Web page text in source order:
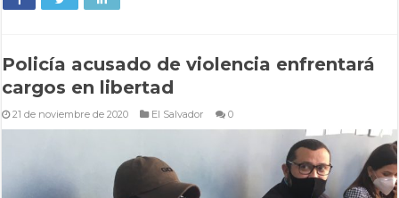
Policía acusado de violencia enfrentará
cargos en libertad
21 de noviembre de 2020 El Salvador 0